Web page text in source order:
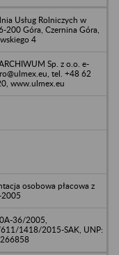
Usług Rolniczych w
200 Góra, Czernina Góra,
4
Sp. z o.o. e-
tel. +48 62
www.ulmex.eu
osobowa płacowa z
36/2005,
1418/2015-SAK, UNP: